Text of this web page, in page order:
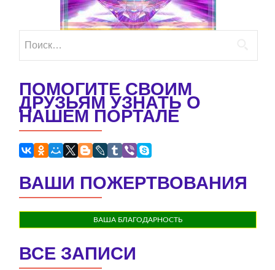
ПОМОГИТЕ СВОИМ
ДРУЗЬЯМ УЗНАТЬ О
НАШЕМ ПОРТАЛЕ
ВАШИ ПОЖЕРТВОВАНИЯ
ВАША БЛАГОДАРНОСТЬ
ВСЕ ЗАПИСИ